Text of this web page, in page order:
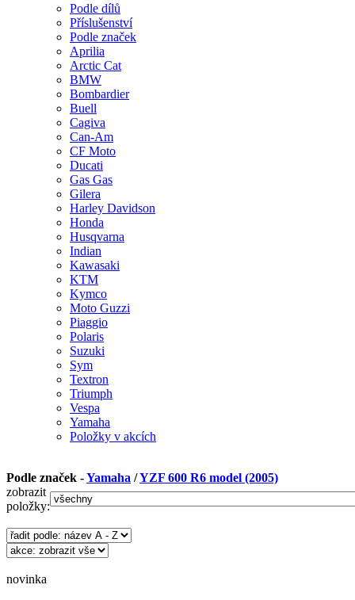
Podle dílů
Příslušenství
Podle značek
Aprilia
Arctic Cat
BMW
Bombardier
Buell
Cagiva
Can-Am
CF Moto
Ducati
Gas Gas
Gilera
Harley Davidson
Honda
Husqvarna
Indian
Kawasaki
KTM
Kymco
Moto Guzzi
Piaggio
Polaris
Suzuki
Sym
Textron
Triumph
Vespa
Yamaha
Položky v akcích
Podle značek -Yamaha /YZF 600 R6 model (2005)
zobrazit
položky:
novinka